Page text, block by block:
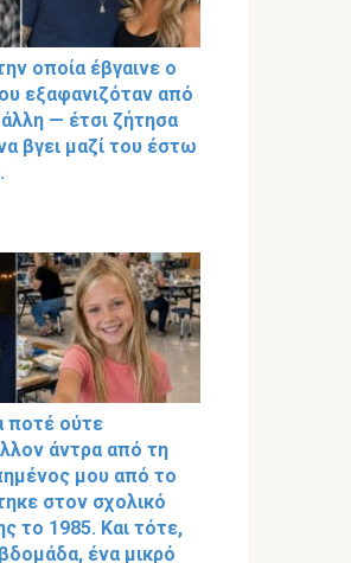
οποία έβγαινε ο
εξαφανιζόταν από
— έτσι ζήτησα
βγει μαζί του έστω
ποτέ ούτε
άντρα από τη
μου από το
στον σχολικό
το 1985. Και τότε,
ένα μικρό